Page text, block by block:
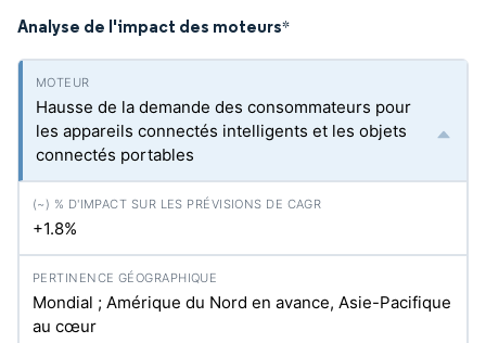
Analyse de l'impact des moteurs*
Hausse de la demande des consommateurs pour
les appareils connectés intelligents et les objets
connectés portables
+1.8%
Mondial ; Amérique du Nord en avance, Asie-Pacifique
au cœur